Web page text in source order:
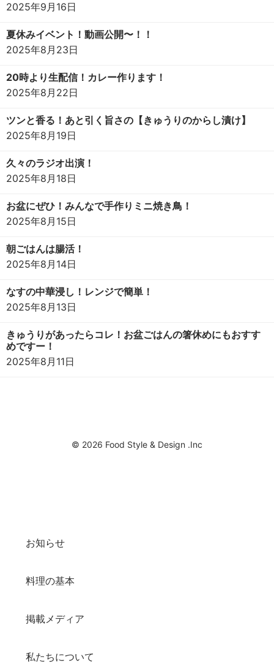
2025年9月16日
夏休みイベント！動画公開〜！！
2025年8月23日
20時より生配信！カレー作ります！
2025年8月22日
ツンと香る！あと引く旨さの【きゅうりのからし漬け】
2025年8月19日
久々のラジオ出演！
2025年8月18日
お盆にぜひ！みんなで手作りミニ焼き鳥！
2025年8月15日
朝ごはんは腸活！
2025年8月14日
なすの中華浸し！レンジで簡単！
2025年8月13日
きゅうりがあったらコレ！お盆ごはんの箸休めにもおすす
めですー！
2025年8月11日
© 2026 Food Style & Design .Inc
お知らせ
料理の基本
掲載メディア
私たちについて